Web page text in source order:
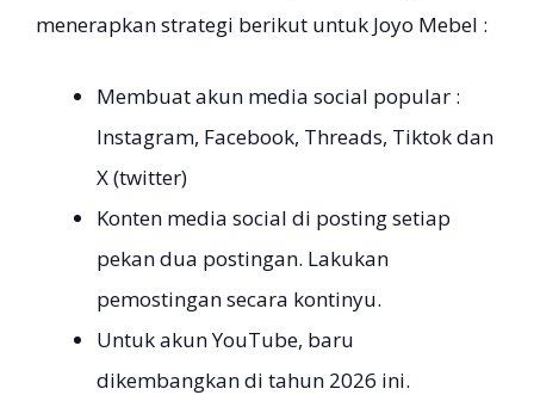
menerapkan strategi berikut untuk Joyo Mebel :
Membuat akun media social popular :
Instagram, Facebook, Threads, Tiktok dan
X (twitter)
Konten media social di posting setiap
pekan dua postingan. Lakukan
pemostingan secara kontinyu.
Untuk akun YouTube, baru
dikembangkan di tahun 2026 ini.